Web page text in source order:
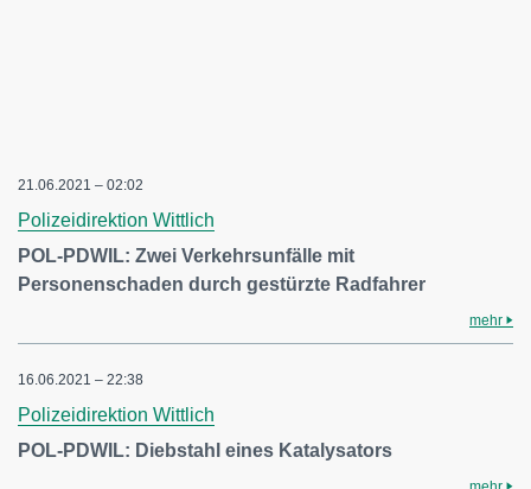
21.06.2021 – 02:02
Polizeidirektion Wittlich
POL-PDWIL: Zwei Verkehrsunfälle mit
Personenschaden durch gestürzte Radfahrer
mehr
16.06.2021 – 22:38
Polizeidirektion Wittlich
POL-PDWIL: Diebstahl eines Katalysators